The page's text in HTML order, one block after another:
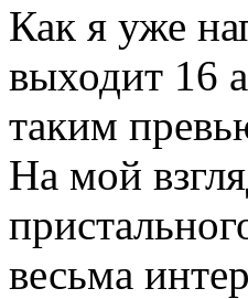
Как я уже
выходит 16
таким
На мой
весьма